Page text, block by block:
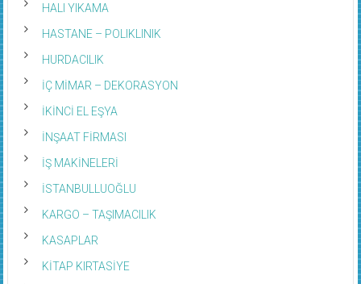
HALI YIKAMA
HASTANE – POLIKLINIK
HURDACILIK
İÇ MİMAR – DEKORASYON
İKİNCİ EL EŞYA
İNŞAAT FİRMASI
İŞ MAKİNELERİ
İSTANBULLUOĞLU
KARGO – TAŞIMACILIK
KASAPLAR
KİTAP KIRTASİYE